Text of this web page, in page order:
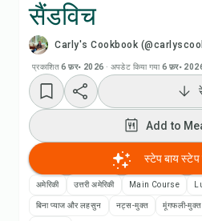
सैंडविच
Carly's Cookbook
प्रकाशित 6 फ़र॰ 2026 · अपडेट किया गया 6 फ़र॰
रेसिपी वीडियो
Add to
Add to
Add to
स्टेप बाय स्टेप
अमेरिकी उत्तरी अमेरिकी Main Course
बिना प्याज और लहसुन नट्स-मुक्त मूंगफली-मुक्त